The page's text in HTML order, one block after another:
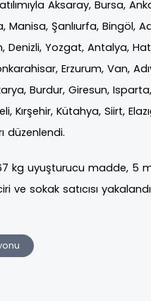
Aksaray, Bursa,
Manisa, Şanlıurfa, Bingöl,
Yozgat, Antalya,
Erzurum, Van,
Burdur, Giresun,
Kırşehir, Kütahya, Siirt,
düzenlendi.
kg uyuşturucu madde, 5
sokak satıcısı